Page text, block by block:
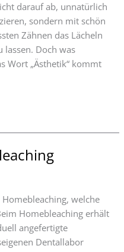
darauf ab, unnatürlich
sondern mit schön
Zähnen das Lächeln
lassen. Doch was
Wort „Ästhetik“ kommt
welche
Homebleaching erhält
angefertigte
Dentallabor